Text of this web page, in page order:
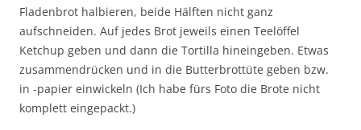
Fladenbrot halbieren, beide Hälften nicht ganz
aufschneiden. Auf jedes Brot jeweils einen Teelöffel
Ketchup geben und dann die Tortilla hineingeben. Etwas
zusammendrücken und in die Butterbrottüte geben bzw.
in -papier einwickeln (Ich habe fürs Foto die Brote nicht
komplett eingepackt.)